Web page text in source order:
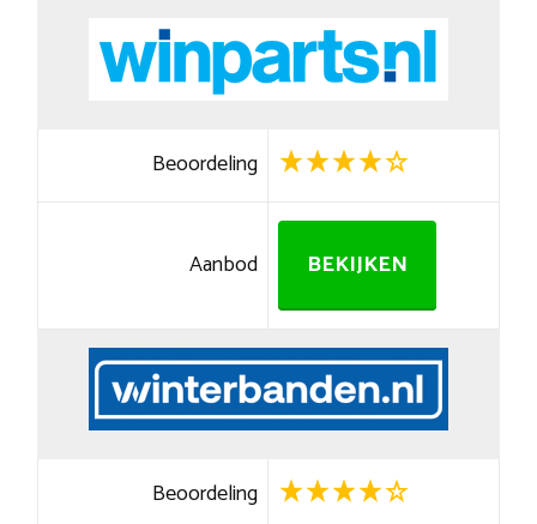
Beoordeling
Aanbod BEKIJKEN
Beoordeling